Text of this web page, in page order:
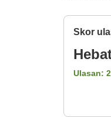
Skor
Ulasan: